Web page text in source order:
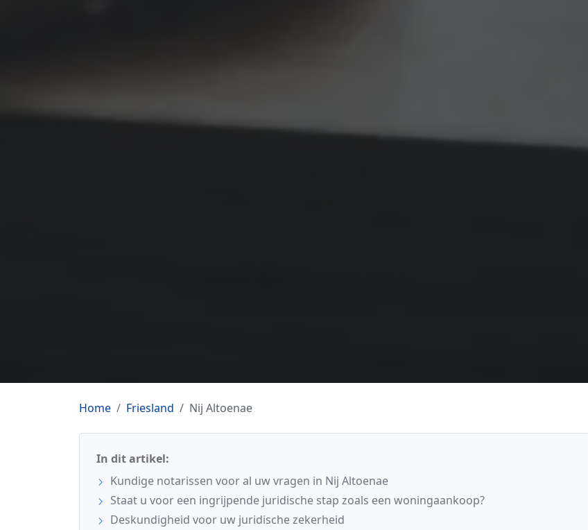
Home Friesland Nij Altoenae
In dit artikel:
Kundige notarissen voor al uw vragen in Nij Altoenae
Staat u voor een ingrijpende juridische stap zoals een woningaankoop?
Deskundigheid voor uw juridische zekerheid